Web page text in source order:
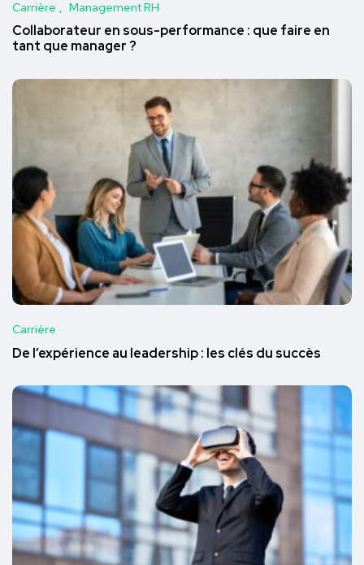
Carrière Management RH
Collaborateur en sous-performance : que faire en
tant que manager ?
Carrière
De l’expérience au leadership : les clés du succès